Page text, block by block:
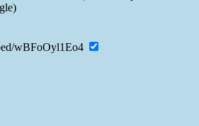
wBFoOyl1Eo4